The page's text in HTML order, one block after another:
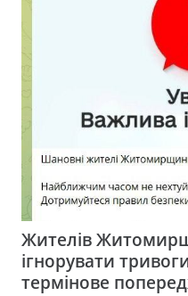
Жителів
ігнорувати
термінове